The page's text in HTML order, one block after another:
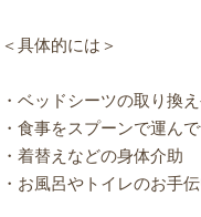
＜具体的には＞
・ベッドシーツの取り換
・食事をスプーンで運ん
・着替えなどの身体介助
・お風呂やトイレのお手